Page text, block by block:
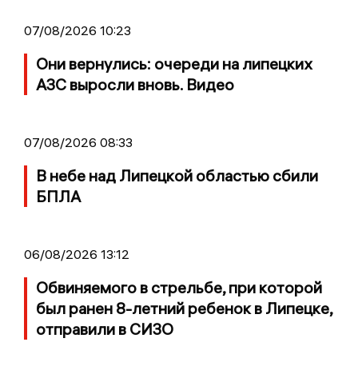
07/08/2026 10:23
Они вернулись: очереди на липецких
АЗС выросли вновь. Видео
07/08/2026 08:33
В небе над Липецкой областью сбили
БПЛА
06/08/2026 13:12
Обвиняемого в стрельбе, при которой
был ранен 8-летний ребенок в Липецке,
отправили в СИЗО